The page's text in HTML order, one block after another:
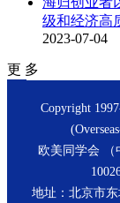
级和经济高
2023-07-04
更 多